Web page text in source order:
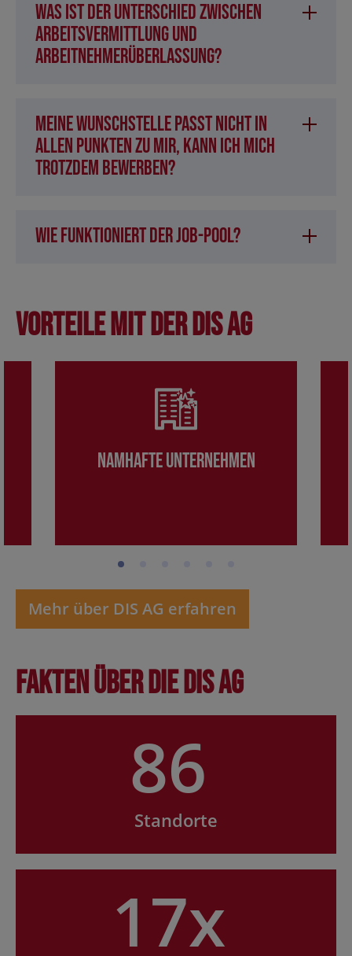
Was ist der Unterschied zwischen
Arbeitsvermittlung und
Arbeitnehmerüberlassung?
Meine Wunschstelle passt nicht in
allen Punkten zu mir, kann ich mich
trotzdem bewerben?
Wie funktioniert der Job-Pool?
Vorteile mit der DIS AG
Namhafte Unternehmen
Mehr über DIS AG erfahren
Fakten über die DIS AG
86
Standorte
17x